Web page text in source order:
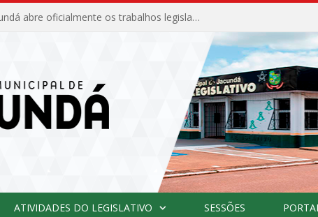
Câmara Municipal de Jacundá abre oficialmente os trabalhos legislativos de 2026
ATIVIDADES DO LEGISLATIVO SESSÕES